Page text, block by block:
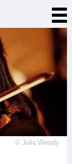
© Julia Wesely